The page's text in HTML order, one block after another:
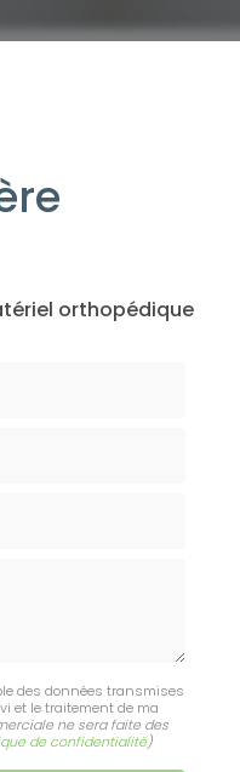
orthopédique
des données transmises
et le traitement de ma
ne sera faite des
de confidentialité)